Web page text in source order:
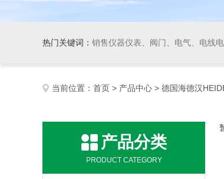
热门关键词： 销售仪器仪表、阀门、电气、电线电缆、机电产品、船舶设备、自动化
当前位置： 首页 > 产品中心 > 德国海德汉
产品分类
PRODUCT CATEGORY